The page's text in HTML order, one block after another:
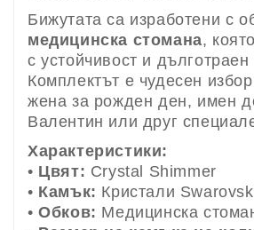
Бижутата са изработени с
медицинска стомана,
с устойчивост и дълготраен
Комплектът е чудесен
жена за рожден ден, имен
Валентин или друг
Характеристики:
• Цвят: Crystal Shimmer
• Камък: Кристали
•Обков: Медицинска